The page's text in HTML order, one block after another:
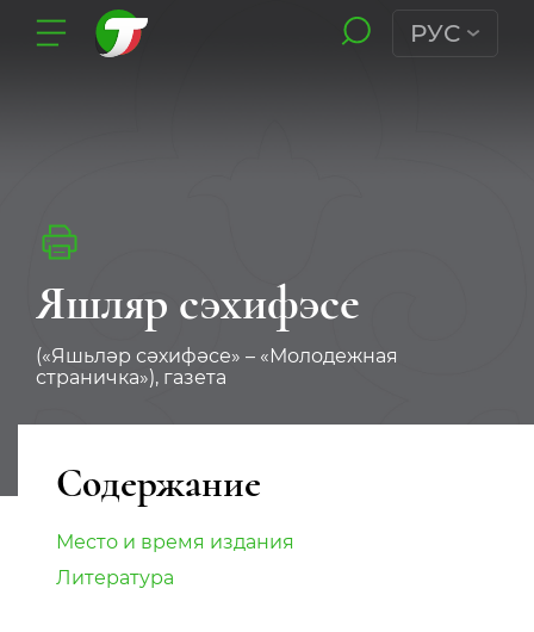
РУС
Яшляр сэхифэсе
(«Яшьләр сәхифәсе» – «Молодежная
страничка»), газета
Содержание
Место и время издания
Литература